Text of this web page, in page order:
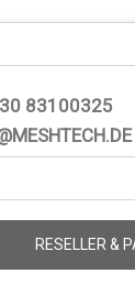
83100325
RESELLER &